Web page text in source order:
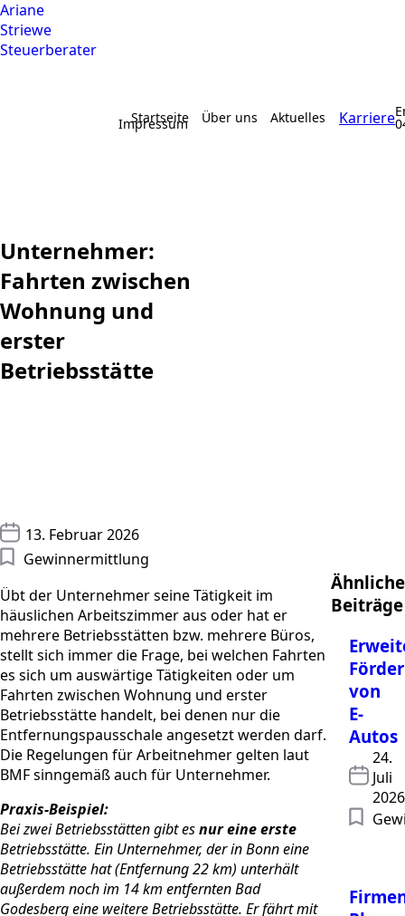
Ariane
Striewe
Steuerberater
Startseite Über uns Aktuelles Karriere
Impressum
Unternehmer:
Fahrten zwischen
Wohnung und
erster
Betriebsstätte
13. Februar 2026
Gewinnermittlung
Übt der Unternehmer seine Tätigkeit im
häuslichen Arbeitszimmer aus oder hat er
mehrere Betriebsstätten bzw. mehrere Büros,
stellt sich immer die Frage, bei welchen Fahrten
es sich um auswärtige Tätigkeiten oder um
Fahrten zwischen Wohnung und erster
Betriebsstätte handelt, bei denen nur die
Entfernungspausschale angesetzt werden darf.
Die Regelungen für Arbeitnehmer gelten laut
BMF sinngemäß auch für Unternehmer.
Praxis-Beispiel:
Bei zwei Betriebsstätten gibt esnur eine erste
Betriebsstätte. Ein Unternehmer, der in Bonn eine
Betriebsstätte hat (Entfernung 22 km) unterhält
außerdem noch im 14 km entfernten Bad
Godesberg eine weitere Betriebsstätte. Er fährt mit
Ähnliche
Beiträge
von
E-
Autos
24.
Juli
2026